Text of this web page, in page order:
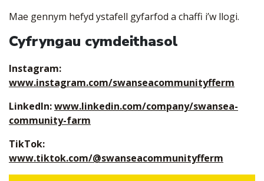
Mae gennym hefyd ystafell gyfarfod a chaffi i’w llogi.
Cyfryngau cymdeithasol
Instagram:
www.instagram.com/swanseacommunityfferm
LinkedIn:www.linkedin.com/company/swansea-
community-farm
TikTok:
www.tiktok.com/@swanseacommunityfferm